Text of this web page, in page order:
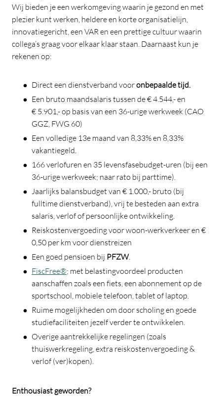
Wij bieden je een werkomgeving waarin je gezond en met
plezier kunt werken, heldere en korte organisatielijn,
innovatiegericht, een VAR en een prettige cultuur waarin
collega’s graag voor elkaar klaar staan. Daarnaast kun je
rekenen op:
Direct een dienstverband vooronbepaalde tijd.
Een bruto maandsalaris tussen de € 4.544,- en
€ 5.901,- op basis van een 36-urige werkweek (CAO
GGZ, FWG 60)
Een volledige 13e maand van 8,33% en 8,33%
vakantiegeld.
166 verlofuren en 35 levensfasebudget-uren (bij een
36-urige werkweek; naar rato bij parttime).
Jaarlijks balansbudget van € 1.000,- bruto (bij
fulltime dienstverband), vrij te besteden aan extra
salaris, verlof of persoonlijke ontwikkeling.
Reiskostenvergoeding voor woon-werkverkeer en €
0,50 per km voor dienstreizen
Een goed pensioen bij PFZW.
FiscFree®; met belastingvoordeel producten
aanschaffen zoals een fiets, een abonnement op de
sportschool, mobiele telefoon, tablet of laptop.
Ruime mogelijkheden om door scholing en goede
studiefaciliteiten jezelf verder te ontwikkelen.
Overige aantrekkelijke regelingen (zoals
thuiswerkregeling, extra reiskostenvergoeding &
verlof (ver)kopen).
Enthousiast geworden?